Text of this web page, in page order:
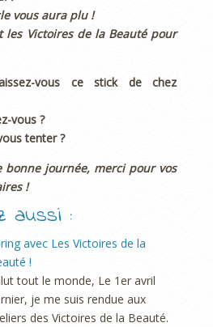
vous aura plu !
les Victoires de la Beauté pour
vous ce stick de chez
vous ?
tenter ?
bonne journée, merci pour vos
!
aussi :
avec Les Victoires de la
!
tout le monde, Le 1er avril
je me suis rendue aux
des Victoires de la Beauté.